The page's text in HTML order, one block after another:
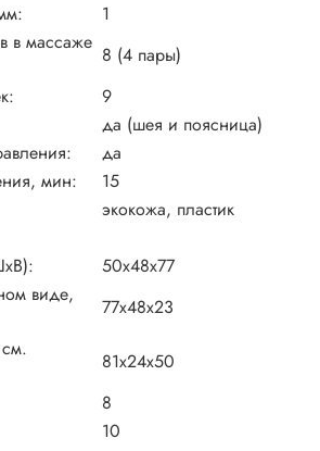
1
в массаже
8 (4 пары)
9
да (шея и поясница)
да
мин:
15
экокожа, пластик
50х48х77
виде,
77х48х23
81х24х50
8
10